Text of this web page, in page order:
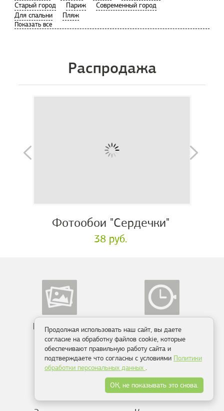
Старый город
Париж
Современный город
Для спальни
Пляж
Распродажа
Фотообои "Сердечки"
38 руб.
Более 10 000
сюжетов
Производство
от 2-х дней
Продолжая использовать наш сайт, вы даете
согласие на обработку файлов cookie, которые
обеспечивают правильную работу сайта и
подтверждаете что согласны с условиями Политики
обработки персональных данных .
ОК, не показывать это снова.